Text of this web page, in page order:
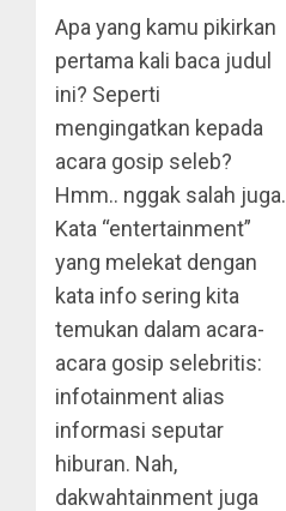
Apa yang kamu pikirkan
pertama kali baca judul
ini? Seperti
mengingatkan kepada
acara gosip seleb?
Hmm.. nggak salah juga.
Kata “entertainment”
yang melekat dengan
kata info sering kita
temukan dalam acara-
acara gosip selebritis:
infotainment alias
informasi seputar
hiburan. Nah,
dakwahtainment juga